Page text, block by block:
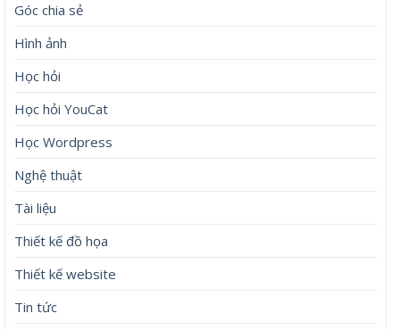
Góc chia sẻ
Hình ảnh
Học hỏi
Học hỏi YouCat
Học Wordpress
Nghệ thuật
Tài liệu
Thiết kế đồ họa
Thiết kế website
Tin tức